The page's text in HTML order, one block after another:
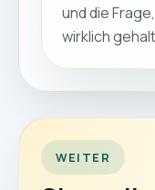
und die
wirklich
WEITER